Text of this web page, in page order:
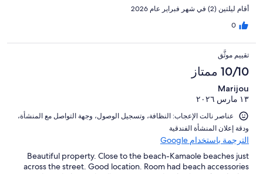
أقام ليلتين (2) في شهر فبراير عام 2026
0
تقييم موثَّق
10/10 ممتاز
Marijou
١٣ مارس ٢٠٢٦
عناصر نالت الإعجاب: ⁦النظافة⁩، و⁦تسجيل الوصول⁩، و⁦جهة التواصل مع المنشأة⁩،
و⁦دقة إعلان المنشأة الفندقية⁩
الترجمة باستخدام Google
Beautiful property. Close to the beach-Kamaole beaches just
across the street. Good location. Room had beach accessories